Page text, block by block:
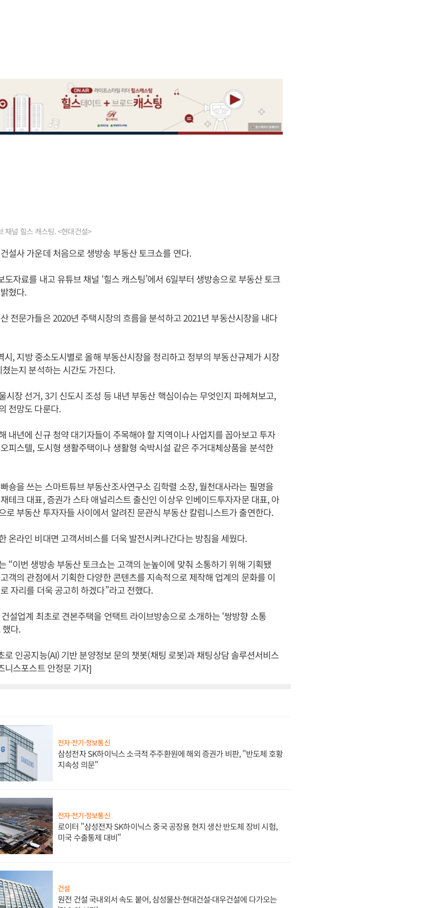
널 힐스 캐스팅. <현대건설>
설사 가운데 처음으로 생방송 부동산 토크쇼를 연다.
도자료를 내고 유튜브 채널 ‘힐스 캐스팅’에서 6일부터 생방송으로 부동산 토크
혔다.
전문가들은 2020년 주택시장의 흐름을 분석하고 2021년 부동산시장을 내다
시, 지방 중소도시별로 올해 부동산시장을 정리하고 정부의 부동산규제가 시장
는지 분석하는 시간도 가진다.
시장 선거, 3기 신도시 조성 등 내년 부동산 핵심이슈는 무엇인지 파헤쳐보고,
전망도 다룬다.
내년에 신규 청약 대기자들이 주목해야 할 지역이나 사업지를 꼽아보고 투자
피스텔, 도시형 생활주택이나 생활형 숙박시설 같은 주거대체상품을 분석한
숑을 쓰는 스마트튜브 부동산조사연구소 김학렬 소장, 월천대사라는 필명을
테크 대표, 증권가 스타 애널리스트 출신인 이상우 인베이드투자자문 대표, 아
로 부동산 투자자들 사이에서 알려진 문관식 부동산 칼럼니스트가 출연한다.
온라인 비대면 고객서비스를 더욱 발전시켜나간다는 방침을 세웠다.
“이번 생방송 부동산 토크쇼는 고객의 눈높이에 맞춰 소통하기 위해 기획됐
객의 관점에서 기획한 다양한 콘텐츠를 지속적으로 제작해 업계의 문화를 이
자리를 더욱 공고히 하겠다”라고 전했다.
설업계 최초로 견본주택을 언택트 라이브방송으로 소개하는 ‘쌍방향 소통
했다.
로 인공지능(AI) 기반 분양정보 문의 챗봇(채팅 로봇)과 채팅상담 솔루션서비스
니스포스트 안정문 기자]
전자·전기·정보통신
삼성전자 SK하이닉스 소극적 주주환원에 해외 증권가 비판, "반도체 호황
지속성 의문"
전자·전기·정보통신
로이터 "삼성전자 SK하이닉스 중국 공장용 현지 생산 반도체 장비 시험,
미국 수출통제 대비"
건설
원전 건설 국내외서 속도 붙어, 삼성물산·현대건설·대우건설에 다가오는